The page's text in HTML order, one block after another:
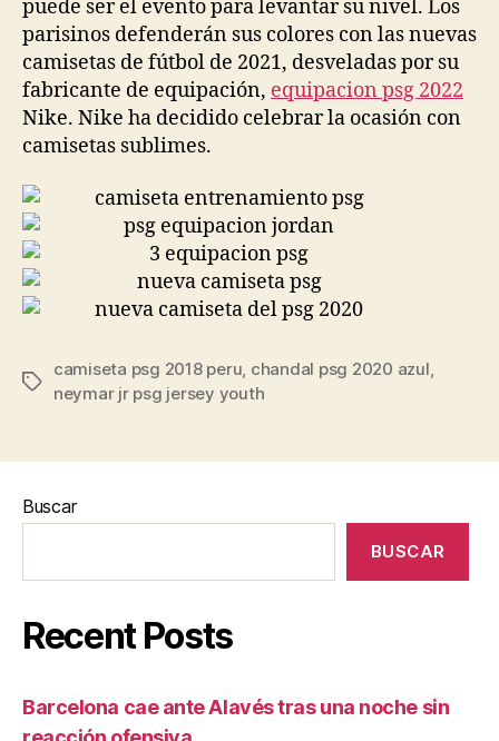
puede ser el evento para levantar su nivel. Los
parisinos defenderán sus colores con las nuevas
camisetas de fútbol de 2021, desveladas por su
fabricante de equipación, equipacion psg 2022
Nike. Nike ha decidido celebrar la ocasión con
camisetas sublimes.
Etiquetas
camiseta psg 2018 peru, chandal psg 2020 azul,
neymar jr psg jersey youth
Buscar
BUSCAR
Recent Posts
Barcelona cae ante Alavés tras una noche sin